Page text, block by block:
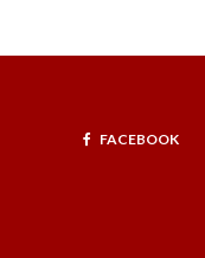
FACEBOOK